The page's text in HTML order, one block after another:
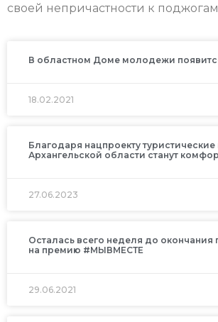
своей непричастности к
В областном Доме молодежи
18.02.2021
Благодаря нацпроекту
Архангельской области станут
27.06.2023
Осталась всего неделя до окончания
на премию #МЫВМЕСТЕ
29.06.2021